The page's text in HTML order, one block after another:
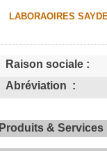
LABORAOIRES
Raison sociale :
Abréviation :
Produits & Services